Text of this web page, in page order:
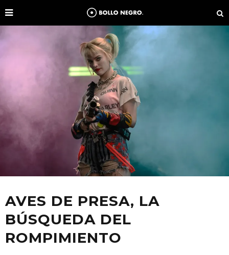
AVES DE PRESA, LA
BÚSQUEDA DEL
ROMPIMIENTO